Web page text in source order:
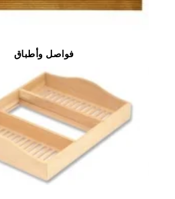
فواصل وأطباق